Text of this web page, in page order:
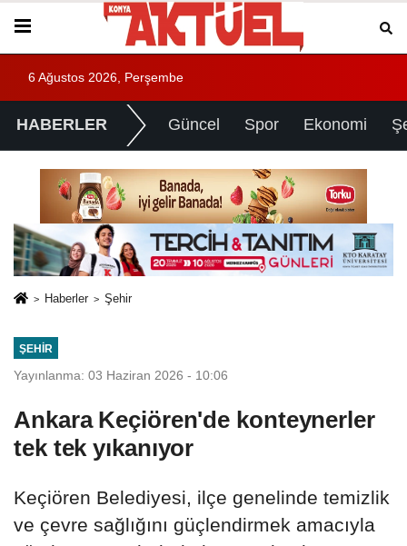
6 Ağustos 2026, Perşembe
HABERLER Güncel Spor Ekonomi
Haberler Şehir
ŞEHIR
Yayınlanma: 03 Haziran 2026 - 10:06
Ankara Keçiören'de konteynerler
tek tek yıkanıyor
Keçiören Belediyesi, ilçe genelinde temizlik
ve çevre sağlığını güçlendirmek amacıyla